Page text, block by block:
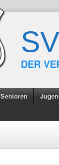
DER
Senioren